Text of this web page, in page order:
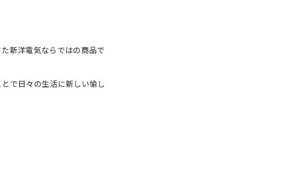
新洋電気ならではの商品で
で日々の生活に新しい愉し